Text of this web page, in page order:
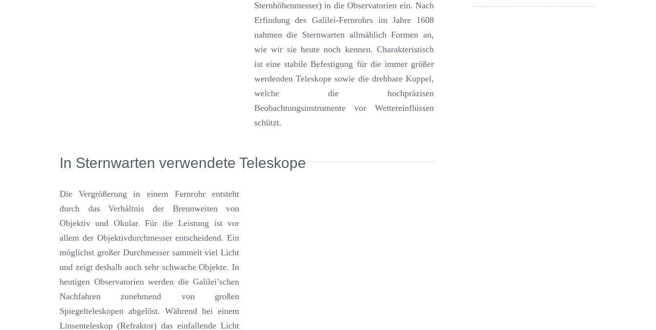
Sternhöhenmesser) in die Observatorien ein. Nach
Erfindung des Galilei-Fernrohrs im Jahre 1608
nahmen die Sternwarten allmählich Formen an,
wie wir sie heute noch kennen. Charakteristisch
ist eine stabile Befestigung für die immer größer
werdenden Teleskope sowie die drehbare Kuppel,
welche die hochpräzisen
Beobachtungsinstrumente vor Wettereinflüssen
schützt.
In Sternwarten verwendete Teleskope
Die Vergrößerung in einem Fernrohr entsteht
durch das Verhältnis der Brennweiten von
Objektiv und Okular. Für die Leistung ist vor
allem der Objektivdurchmesser entscheidend. Ein
möglichst großer Durchmesser sammelt viel Licht
und zeigt deshalb auch sehr schwache Objekte. In
heutigen Observatorien werden die Galilei’schen
Nachfahren zunehmend von großen
Spiegelteleskopen abgelöst. Während bei einem
Linsenteleskop (Refraktor) das einfallende Licht